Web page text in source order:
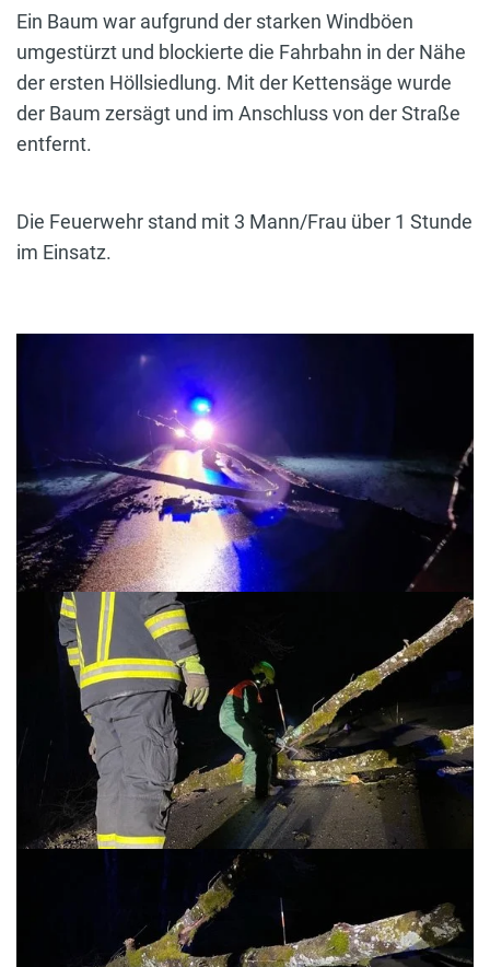
Ein Baum war aufgrund der starken Windböen
umgestürzt und blockierte die Fahrbahn in der Nähe
der ersten Höllsiedlung. Mit der Kettensäge wurde
der Baum zersägt und im Anschluss von der Straße
entfernt.
Die Feuerwehr stand mit 3 Mann/Frau über 1 Stunde
im Einsatz.